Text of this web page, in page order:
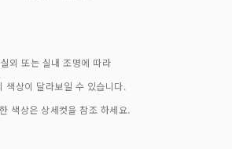
실외 또는 실내 조명에 따라
색상이 달라보일 수 있습니다.
색상은 상세컷을 참조 하세요.